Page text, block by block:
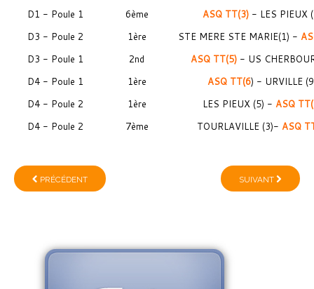
D1 - Poule 1 6ème ASQ TT(3) - LES PIEUX
D3 - Poule 2
1ère STE MERE STE MARIE(1) -
D3 - Poule 1
2nd ASQ TT(5)- US
D4 - Poule 1
1ère ASQ TT(6) - URVILLE
D4 - Poule 2
1ère LES PIEUX (5) - ASQ
D4 - Poule 2
7ème TOURLAVILLE (3)- ASQ
PRÉCÉDENT SUIVANT